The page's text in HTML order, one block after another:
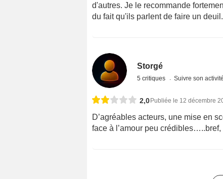
d'autres. Je le recommande
du fait qu'ils parlent de faire un deuil.
Storgé
5 critiques Suivre son activité
2,0 Publiée le 12 décembre
D’agréables acteurs, une mise en
face à l’amour peu